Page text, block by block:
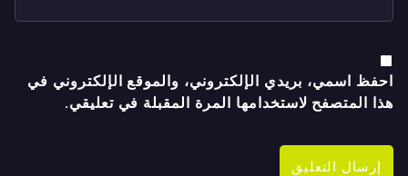
احفظ اسمي، بريدي الإلكتروني، والموقع الإلكتروني في
هذا المتصفح لاستخدامها المرة المقبلة في تعليقي.